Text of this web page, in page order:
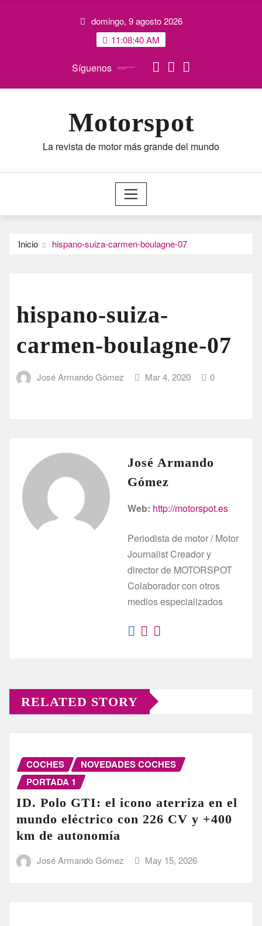
domingo, 9 agosto 2026
11:08:41 AM
Síguenos
Motorspot
La revista de motor más grande del mundo
Inicio hispano-suiza-carmen-boulagne-07
hispano-suiza-
carmen-boulagne-07
José Armando Gómez Mar 4, 2020 0
José Armando
Gómez
Web: http://motorspot.es
Periodista de motor / Motor
Journalist Creador y
director de MOTORSPOT
Colaborador con otros
medios especializados
RELATED STORY
COCHES
NOVEDADES COCHES
PORTADA 1
ID. Polo GTI: el icono aterriza en el
mundo eléctrico con 226 CV y +400
km de autonomía
José Armando Gómez May 15, 2026